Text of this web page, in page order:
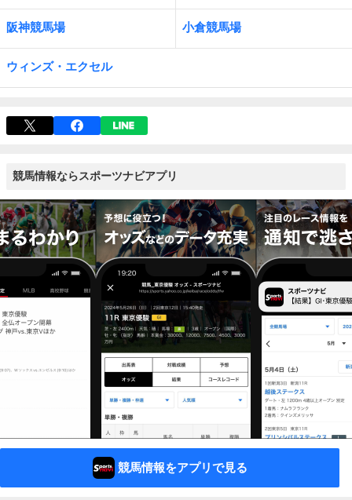
阪神競馬場 小倉競馬場
ウィンズ・エクセル
競馬情報ならスポーツナビアプリ
競馬情報をアプリで見る